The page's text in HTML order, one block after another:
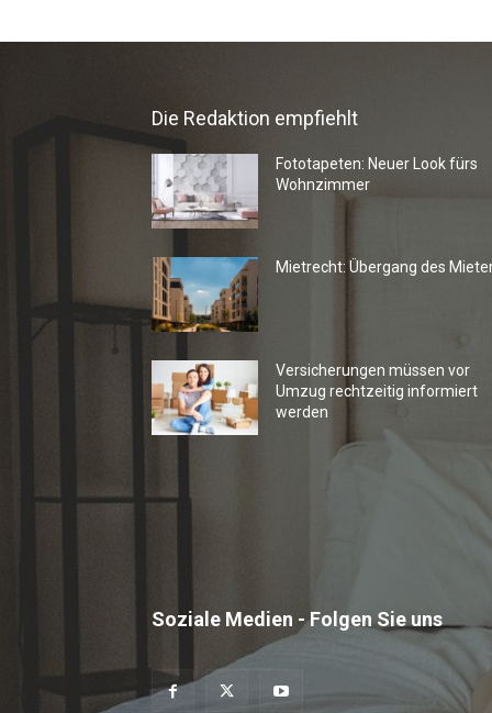
Die Redaktion empfiehlt
Fototapeten: Neuer Look fürs
Wohnzimmer
Mietrecht: Übergang des
Versicherungen müssen vor
Umzug rechtzeitig informiert
werden
Soziale Medien - Folgen Sie uns